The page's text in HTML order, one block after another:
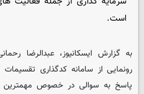
است.
به گزارش ایسکانیوز، عبدالرضا
رونمایی از سامانه کدگذاری
پاسخ به سوالی در خصوص مهمترین